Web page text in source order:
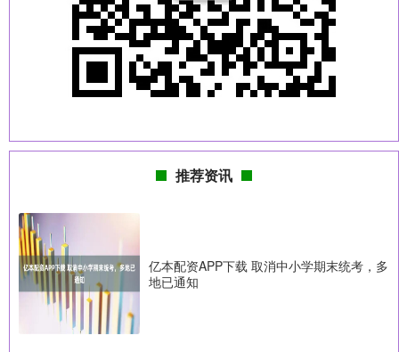
推荐资讯
亿本配资APP下载 取消中小学期末统考，多
地已通知